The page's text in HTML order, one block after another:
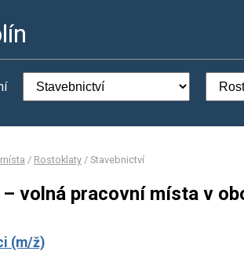
/ Rostoklaty / Stavebnictví
volná pracovní místa v
(m/ž)